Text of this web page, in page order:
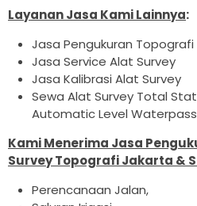
Layanan Jasa Kami Lainnya:
Jasa Pengukuran Topografi
Jasa Service Alat Survey
Jasa Kalibrasi Alat Survey
Sewa Alat Survey Total
Automatic Level Waterpass
Kami Menerima Jasa
Survey Topografi Jakarta &
Perencanaan Jalan,